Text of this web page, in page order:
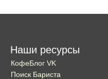
Наши ресурсы
КофеБлог VK
Поиск Бариста